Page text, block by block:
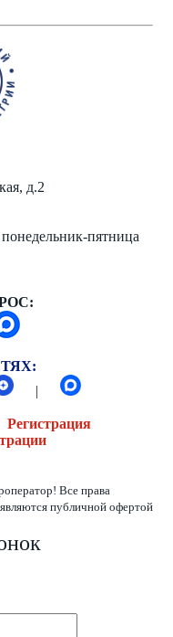
д.2
пятница
|
Регистрация
Все права
публичной офертой